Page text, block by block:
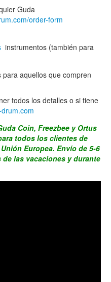
Guda
order-form
instrumentos (también para
para aquellos que compren
todos los detalles o si tiene
Coin, Freezbee y Ortus
todos los clientes de
Europea. Envío de 5-6
las vacaciones y durante